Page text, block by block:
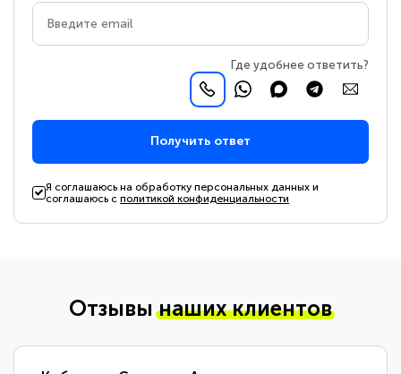
Где удобнее ответить?
Получить ответ
Я соглашаюсь на обработку персональных данных и
соглашаюсь сполитикой конфиденциальности
Отзывынаших клиентов